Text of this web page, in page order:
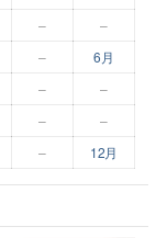
– –
–
6月
– –
–
–
– 12月